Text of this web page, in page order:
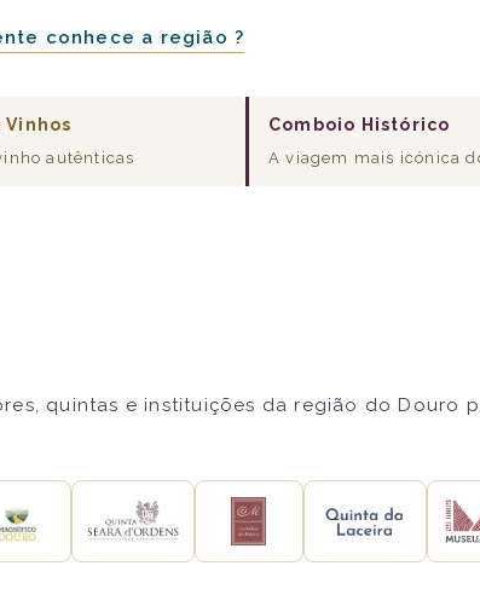
conhece a região ?
Vinhos
autênticas
Comboio Histórico
A viagem mais icónica
quintas e instituições da região do Douro